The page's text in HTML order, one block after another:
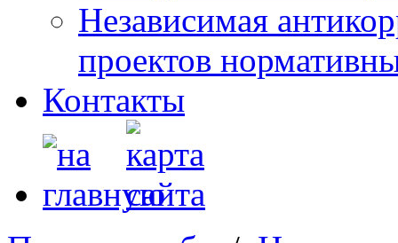
Независимая
проектов
Контакты